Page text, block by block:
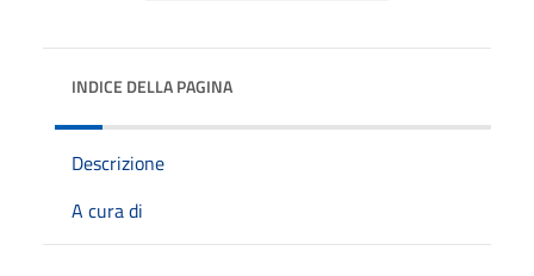
INDICE DELLA PAGINA
Descrizione
A cura di